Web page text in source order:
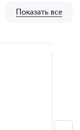
Показать все